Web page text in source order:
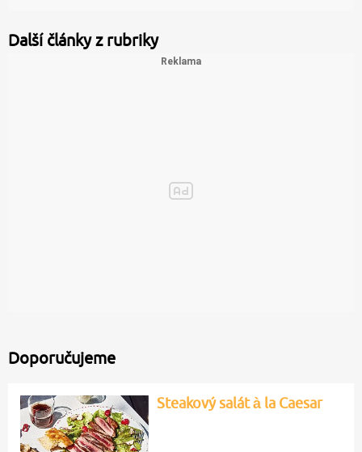
Další články z rubriky
Doporučujeme
Steakový salát à la Caesar